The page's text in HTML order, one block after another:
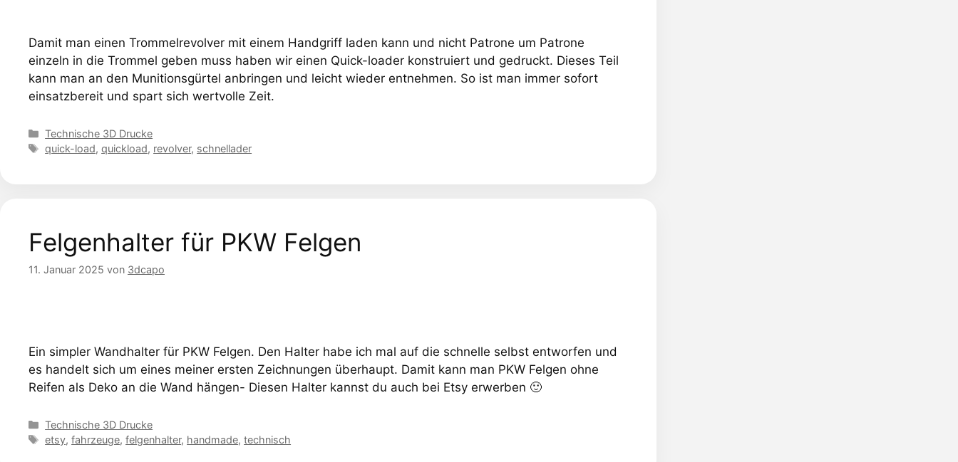
Damit man einen Trommelrevolver mit einem Handgriff laden kann und nicht Patrone um Patrone
einzeln in die Trommel geben muss haben wir einen Quick-loader konstruiert und gedruckt. Dieses Teil
kann man an den Munitionsgürtel anbringen und leicht wieder entnehmen. So ist man immer sofort
einsatzbereit und spart sich wertvolle Zeit.
Kategorien
Technische 3D Drucke
Schlagwörter
quick-load,quickload, revolver, schnellader
Felgenhalter für PKW Felgen
11. Januar 2025 von 3dcapo
Ein simpler Wandhalter für PKW Felgen. Den Halter habe ich mal auf die schnelle selbst entworfen und
es handelt sich um eines meiner ersten Zeichnungen überhaupt. Damit kann man PKW Felgen ohne
Reifen als Deko an die Wand hängen- Diesen Halter kannst du auch bei Etsy erwerben 🙂
Kategorien
Technische 3D Drucke
Schlagwörter
etsy,fahrzeuge,felgenhalter, handmade,technisch